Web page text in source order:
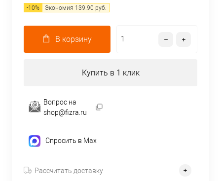
-10% Экономия 139.90 руб.
В корзину
Купить в 1 клик
Вопрос на
shop@fizra.ru
Спросить в Max
Рассчитать доставку